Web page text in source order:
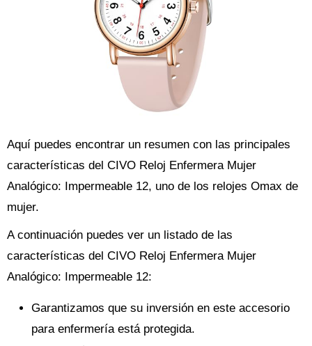
Aquí puedes encontrar un resumen con las principales
características del CIVO Reloj Enfermera Mujer
Analógico: Impermeable 12, uno de los relojes Omax de
mujer.
A continuación puedes ver un listado de las
características del CIVO Reloj Enfermera Mujer
Analógico: Impermeable 12:
Garantizamos que su inversión en este accesorio
para enfermería está protegida.